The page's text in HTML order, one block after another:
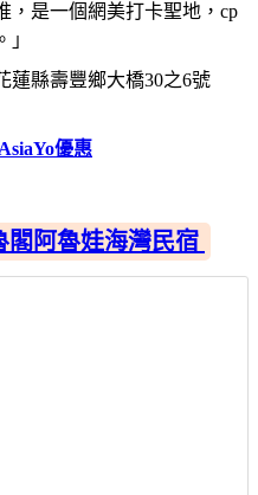
，是一個網美打卡聖地，cp
蓮縣壽豐鄉大橋30之6號
AsiaYo優惠
閣阿魯娃海灣民宿